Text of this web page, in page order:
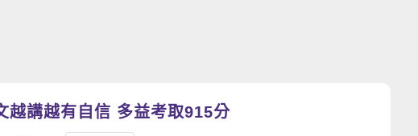
越講越有自信 多益考取915分